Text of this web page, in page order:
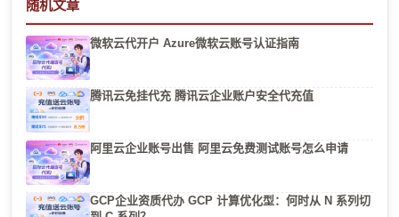
随机文章
微软云代开户 Azure微软云账号认证指南
腾讯云免挂代充 腾讯云企业账户安全代充值
阿里云企业账号出售 阿里云免费测试账号怎么申请
GCP企业资质代办 GCP 计算优化型：何时从 N 系列切